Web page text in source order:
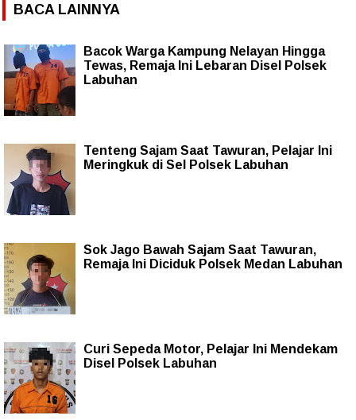
BACA LAINNYA
Bacok Warga Kampung Nelayan Hingga
Tewas, Remaja Ini Lebaran Disel Polsek
Labuhan
Tenteng Sajam Saat Tawuran, Pelajar Ini
Meringkuk di Sel Polsek Labuhan
Sok Jago Bawah Sajam Saat Tawuran,
Remaja Ini Diciduk Polsek Medan Labuhan
Curi Sepeda Motor, Pelajar Ini Mendekam
Disel Polsek Labuhan